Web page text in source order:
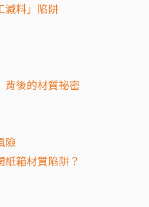
減料」陷阱
背後的材質祕密
險
箱材質陷阱？